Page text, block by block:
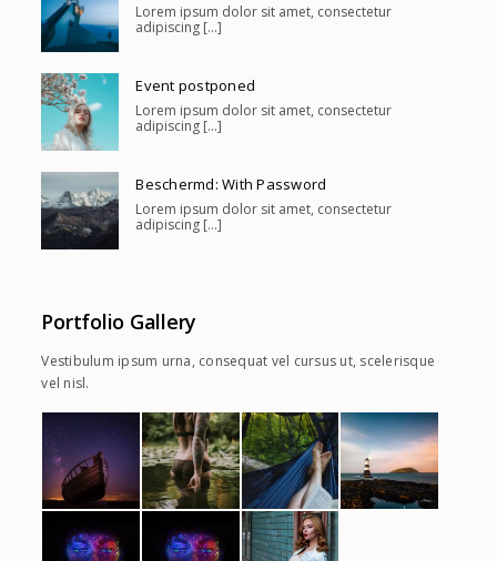
Lorem ipsum dolor sit amet, consectetur
adipiscing [...]
Event postponed
Lorem ipsum dolor sit amet, consectetur
adipiscing [...]
Beschermd: With Password
Lorem ipsum dolor sit amet, consectetur
adipiscing [...]
Portfolio Gallery
Vestibulum ipsum urna, consequat vel cursus ut, scelerisque
vel nisl.